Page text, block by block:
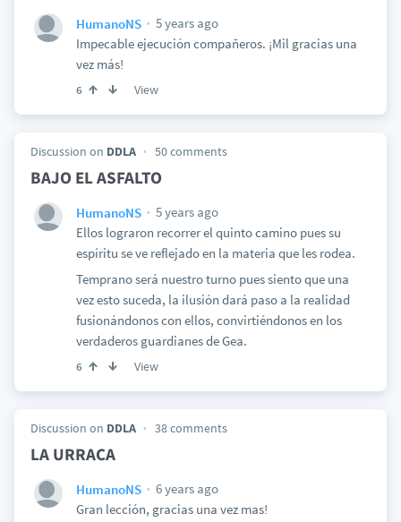
HumanoNS
5 years ago
Impecable ejecución compañeros. ¡Mil gracias una
vez más!
6 View
Discussion on DDLA 50 comments
BAJO EL ASFALTO
HumanoNS
5 years ago
Ellos lograron recorrer el quinto camino pues su
espíritu se ve reflejado en la materia que les rodea.
Temprano será nuestro turno pues siento que una
vez esto suceda, la ilusión dará paso a la realidad
fusionándonos con ellos, convirtiéndonos en los
verdaderos guardianes de Gea.
6 View
Discussion on DDLA 38 comments
LA URRACA
HumanoNS
6 years ago
Gran lección, gracias una vez mas!